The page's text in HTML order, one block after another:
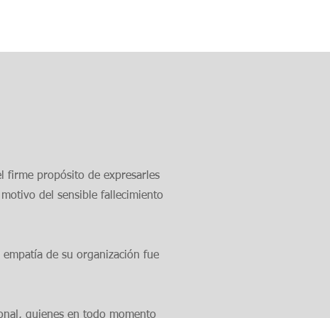
firme propósito de expresarles
del sensible fallecimiento
de su organización fue
quienes en todo momento